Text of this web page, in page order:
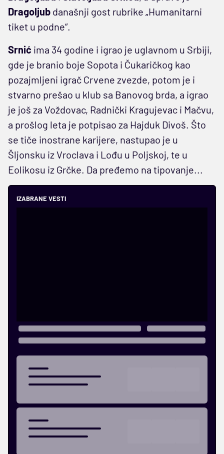
Dragoljub današnji gost rubrike „Humanitarni
tiket u podne“.
Srnić ima 34 godine i igrao je uglavnom u Srbiji,
gde je branio boje Sopota i Čukaričkog kao
pozajmljeni igrač Crvene zvezde, potom je i
stvarno prešao u klub sa Banovog brda, a igrao
je još za Voždovac, Radnički Kragujevac i Mačvu,
a prošlog leta je potpisao za Hajduk Divoš. Što
se tiče inostrane karijere, nastupao je u
Šljonsku iz Vroclava i Lođu u Poljskoj, te u
Eolikosu iz Grčke. Da pređemo na tipovanje...
IZABRANE VESTI